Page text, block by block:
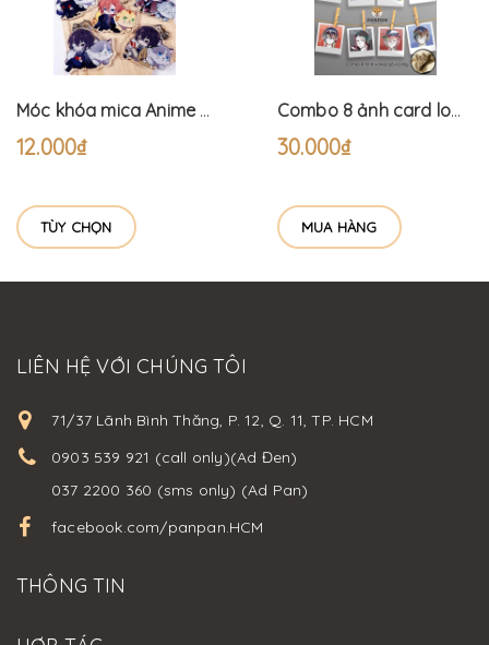
Móc khóa mica Anime Bungou Stray Dogs và Neko (6cm)
12.000₫
TÙY CHỌN
Combo 8 ảnh card lomo polaroid trang trí Anime Bungo Stray Dogs 1 (tặng kèm dây và kẹp)
30.000₫
MUA HÀNG
LIÊN HỆ VỚI CHÚNG TÔI
71/37 Lãnh Bình Thăng, P. 12, Q. 11, TP. HCM
0903 539 921 (call only)(Ad Đen)
037 2200 360 (sms only) (Ad Pan)
facebook.com/panpan.HCM
THÔNG TIN